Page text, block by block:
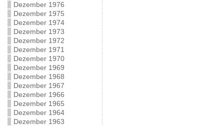
Dezember 1976
Dezember 1975
Dezember 1974
Dezember 1973
Dezember 1972
Dezember 1971
Dezember 1970
Dezember 1969
Dezember 1968
Dezember 1967
Dezember 1966
Dezember 1965
Dezember 1964
Dezember 1963